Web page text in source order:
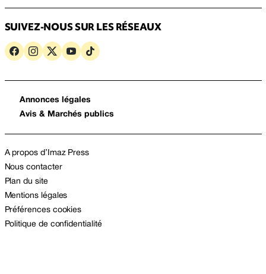
SUIVEZ-NOUS SUR LES RÉSEAUX
Annonces légales
Avis & Marchés publics
A propos d’Imaz Press
Nous contacter
Plan du site
Mentions légales
Préférences cookies
Politique de confidentialité